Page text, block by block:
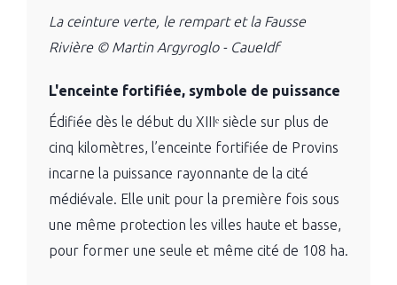
La ceinture verte, le rempart et la Fausse
Rivière © Martin Argyroglo - CaueIdf
L'enceinte fortifiée, symbole de puissance
Édifiée dès le début du XIIIᵉ siècle sur plus de
cinq kilomètres, l’enceinte fortifiée de Provins
incarne la puissance rayonnante de la cité
médiévale. Elle unit pour la première fois sous
une même protection les villes haute et basse,
pour former une seule et même cité de 108 ha.